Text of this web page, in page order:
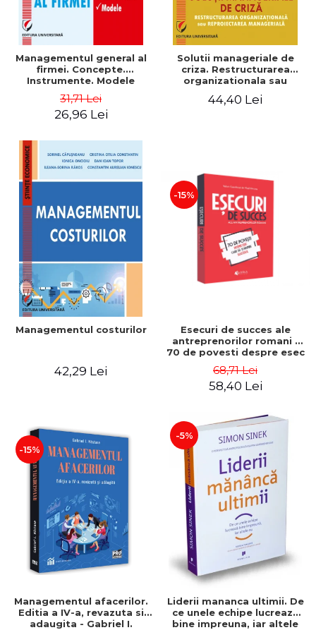
Managementul general al
firmei. Concepte.
Instrumente. Modele
31,71 Lei
26,96 Lei
Solutii manageriale de
criza. Restructurarea
organizationala sau
44,40 Lei
Managementul costurilor
42,29 Lei
-15%
Esecuri de succes ale
antreprenorilor romani -
70 de povesti despre esec
68,71 Lei
58,40 Lei
-15%
Managementul afacerilor.
Editia a IV-a, revazuta si
adaugita - Gabriel I.
-5%
Liderii mananca ultimii. De
ce unele echipe lucreaza
bine impreuna, iar altele